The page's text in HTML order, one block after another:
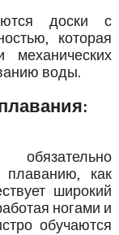
доски с
которая
воды.
плаванию, как
широкий
ногами и
обучаются